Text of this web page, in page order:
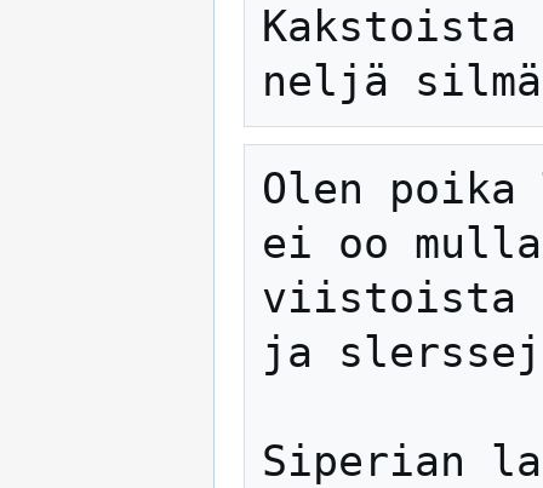
Olen
ei oo
viistoista
ja
Siperian